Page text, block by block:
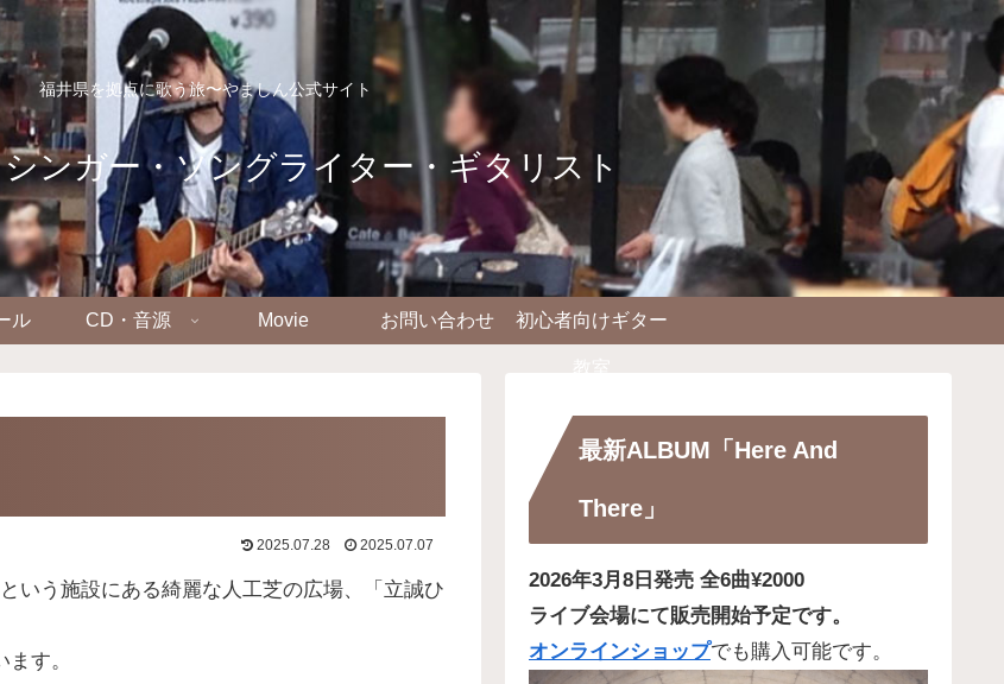
福井県を拠点に歌う旅〜やましん公式サイト
ンガー・ソングライター・ギタリスト
ル CD・音源 Movie お問い合わせ 初心者向けギター
2025.07.28 2025.07.07
いう施設にある綺麗な人工芝の広場、「立誠ひ
す。
最新ALBUM「Here And
There」
2026年3月8日発売 全6曲¥2000
ライブ会場にて販売開始予定です。
オンラインショップでも購入可能です。